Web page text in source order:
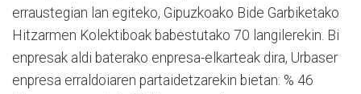
erraustegian lan egiteko, Gipuzkoako Bide Garbiketako
Hitzarmen Kolektiboak babestutako 70 langilerekin. Bi
enpresak aldi baterako enpresa-elkarteak dira, Urbaser
enpresa erraldoiaren partaidetzarekin bietan: % 46